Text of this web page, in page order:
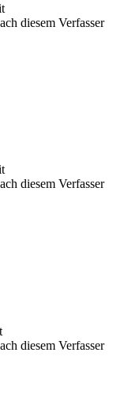
diesem Verfasser
diesem Verfasser
diesem Verfasser